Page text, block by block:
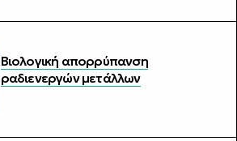
Βιολογική απορρύπανση
ραδιενεργών μετάλλων